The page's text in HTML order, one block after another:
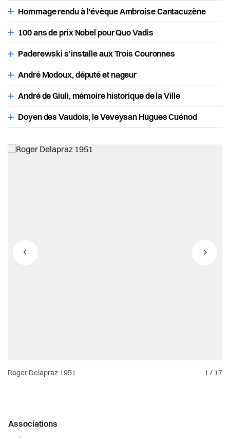
Economie et tourisme
Enfance et écoles
Espaces urbains
Histoire
Vevey d'autrefois
Intégration
Jeunesse
Travail
Seniors
Actualités
Pilier public
Règlements
Hommage rendu à l'évèque Ambroise Cantacuzène
100 ans de prix Nobel pour Quo Vadis
Paderewski s'installe aux Trois Couronnes
André Modoux, député et nageur
André de Giuli, mémoire historique de la Ville
Doyen des Vaudois, le Veveysan Hugues Cuénod
Roger Delapraz 1951 1 / 17
Menu
latéral
Associations